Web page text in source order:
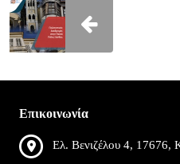
Επικοινωνία
Ελ. Βενιζέλου 4, 17676,